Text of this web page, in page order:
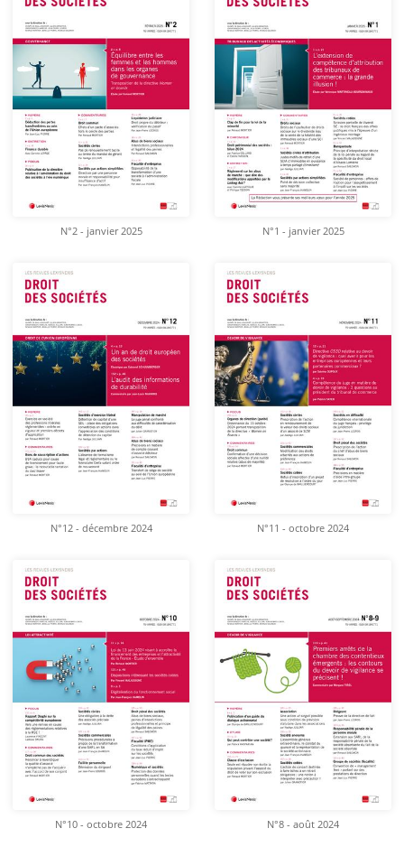
N°2 - janvier 2025 N°1 - janvier 2025
N°12 - décembre 2024 N°11 - octobre 2024
N°10 - octobre 2024 N°8 - août 2024